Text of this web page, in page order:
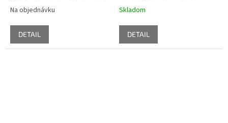
Na objednávku
DETAIL
(prázdny)
Skladom
DETAIL